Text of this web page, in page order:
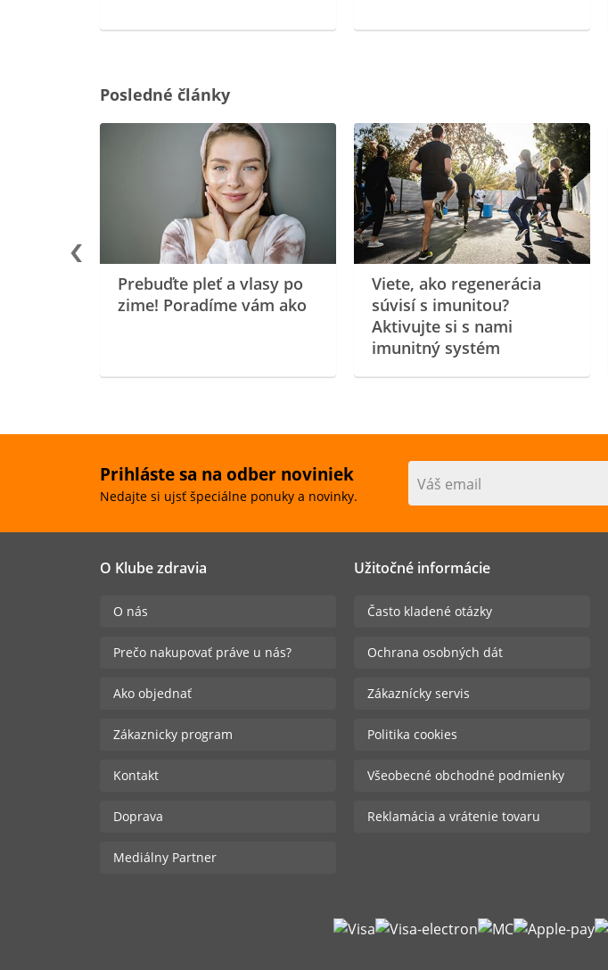
Posledné články
Prebuďte pleť a vlasy po
zime! Poradíme vám ako
Viete, ako regenerácia
súvisí s imunitou?
Aktivujte si s nami
imunitný systém
Prihláste sa na odber noviniek
Nedajte si ujsť špeciálne ponuky a novinky.
Váš email
O Klube zdravia
O nás
Prečo nakupovať práve u nás?
Ako objednať
Zákaznicky program
Kontakt
Doprava
Mediálny Partner
Užitočné informácie
Často kladené otázky
Ochrana osobných dát
Zákaznícky servis
Politika cookies
Všeobecné obchodné podmienky
Reklamácia a vrátenie tovaru